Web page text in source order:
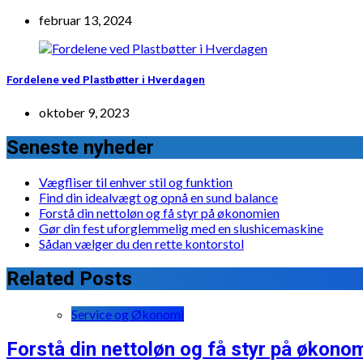
februar 13, 2024
Fordelene ved Plastbøtter i Hverdagen
oktober 9, 2023
Seneste nyheder
Vægfliser til enhver stil og funktion
Find din idealvægt og opnå en sund balance
Forstå din nettoløn og få styr på økonomien
Gør din fest uforglemmelig med en slushicemaskine
Sådan vælger du den rette kontorstol
Related Posts
Service og Økonomi
Forstå din nettoløn og få styr på